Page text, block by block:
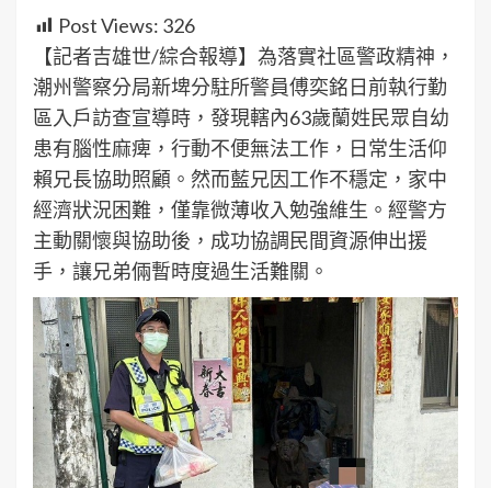
Post Views: 326
【記者吉雄世/綜合報導】為落實社區警政精神，
潮州警察分局新埤分駐所警員傅奕銘日前執行勤
區入戶訪查宣導時，發現轄內63歲蘭姓民眾自幼
患有腦性麻痺，行動不便無法工作，日常生活仰
賴兄長協助照顧。然而藍兄因工作不穩定，家中
經濟狀況困難，僅靠微薄收入勉強維生。經警方
主動關懷與協助後，成功協調民間資源伸出援
手，讓兄弟倆暫時度過生活難關。